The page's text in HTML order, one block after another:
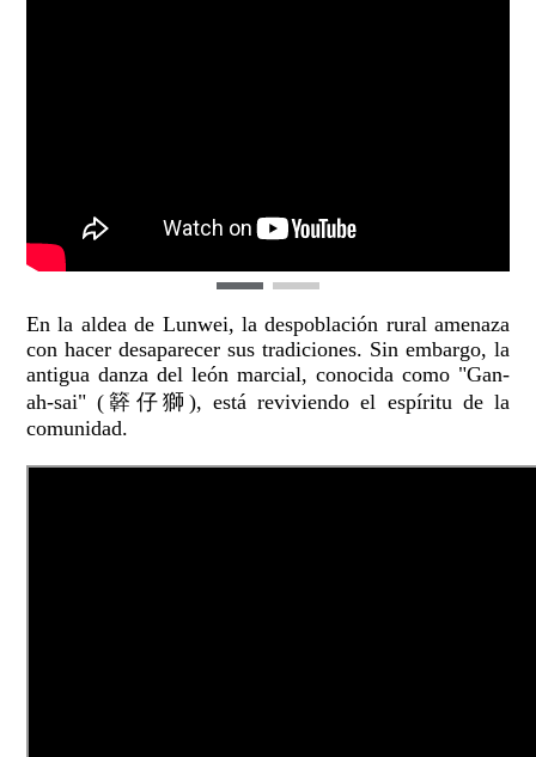
En la aldea de Lunwei, la despoblación rural amenaza
con hacer desaparecer sus tradiciones. Sin embargo, la
antigua danza del león marcial, conocida como "Gan-
ah-sai" (簳仔獅), está reviviendo el espíritu de la
comunidad.